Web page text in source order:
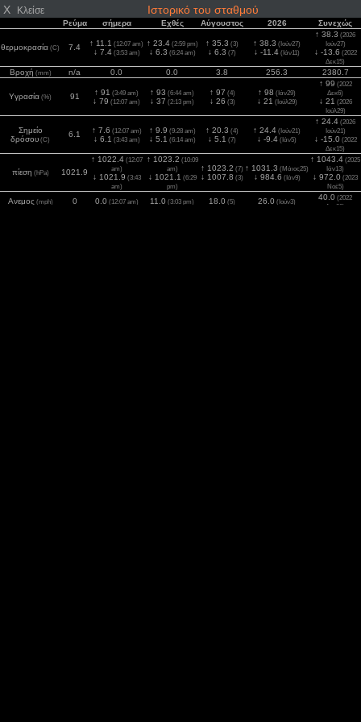
X Κλείσε Ιστορικό του σταθμού
Ρεύμα σήμερα Εχθές Αύγουστος 2026 Συνεχώς
θερμοκρασία (C) 7.4 ↑ 11.1 (12:07 am)
↓ 7.4(3:53 am)
↑ 23.4(2:59 pm)
↓ 6.3 (6:24 am)
↑ 35.3 (3)
↓ 6.3 (7)
↑ 38.3 (Ιούν27)
↓ -11.4 (Ιάν11)
↑ 38.3 (2026
Ιούν27)
↓ -13.6 (2022
Δεκ15)
Βροχή (mm) n/a 0.0 0.0 3.8 256.3 2380.7
Υγρασία (%) 91 ↑ 91 (3:49 am)
↓ 79 (12:07 am)
↑ 93 (6:44 am)
↓ 37 (2:13 pm)
↑ 97 (4)
↓ 26 (3)
↑ 98 (Ιάν29)
↓ 21 (Ιούλ29)
↑ 99 (2022
Δεκ6)
↓ 21 (2026
Ιούλ29)
Σημείο
δρόσου (C)
6.1 ↑ 7.6 (12:07 am)
↓ 6.1 (3:43 am)
↑ 9.9 (9:28 am)
↓ 5.1 (6:14 am)
↑ 20.3 (4)
↓ 5.1 (7)
↑ 24.4 (Ιούν21)
↓ -9.4 (Ιάν5)
↑ 24.4 (2026
Ιούν21)
↓ -15.0(2022
Δεκ15)
πίεση (hPa) 1021.9
↑ 1022.4(12:07
am)
↓ 1021.9 (3:43
am)
↑ 1023.2 (10:09
am)
↓ 1021.1 (6:29
pm)
↑ 1023.2 (7)
↓ 1007.8 (3)
↑ 1031.3 (Μάιος25)
↓ 984.6 (Ιάν9)
↑ 1043.4 (2025
Ιάν13)
↓ 972.0 (2023
Νοέ5)
Ανεμος (mph) 0 0.0(12:07 am) 11.0 (3:03 pm) 18.0 (5) 26.0 (Ιούν3) 40.0 (2022
Δεκ30)